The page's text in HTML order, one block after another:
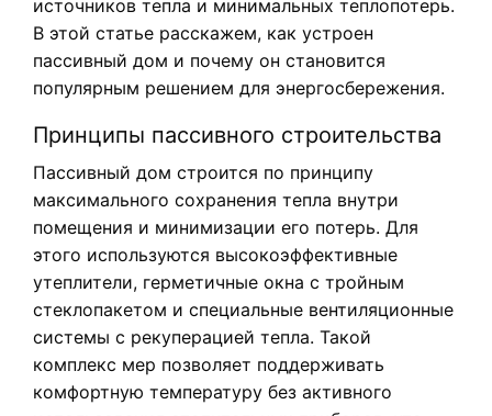
источников тепла и минимальных теплопотерь.
В этой статье расскажем, как устроен
пассивный дом и почему он становится
популярным решением для энергосбережения.
Принципы пассивного строительства
Пассивный дом строится по принципу
максимального сохранения тепла внутри
помещения и минимизации его потерь. Для
этого используются высокоэффективные
утеплители, герметичные окна с тройным
стеклопакетом и специальные вентиляционные
системы с рекуперацией тепла. Такой
комплекс мер позволяет поддерживать
комфортную температуру без активного